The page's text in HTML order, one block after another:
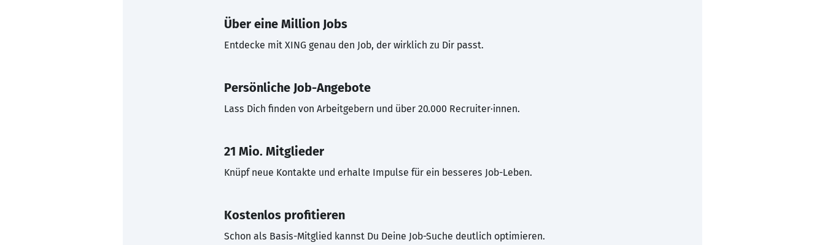
Über eine Million Jobs
Entdecke mit XING genau den Job, der wirklich zu Dir passt.
Persönliche Job-Angebote
Lass Dich finden von Arbeitgebern und über 20.000 Recruiter·innen.
21 Mio. Mitglieder
Knüpf neue Kontakte und erhalte Impulse für ein besseres Job-Leben.
Kostenlos profitieren
Schon als Basis-Mitglied kannst Du Deine Job-Suche deutlich optimieren.